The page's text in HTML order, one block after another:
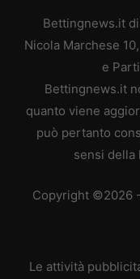
Bettingnews.it
Nicola Marchese
e
Bettingnews.it
quanto viene
può pertanto
sensi della
Copyright ©2026
Le attività